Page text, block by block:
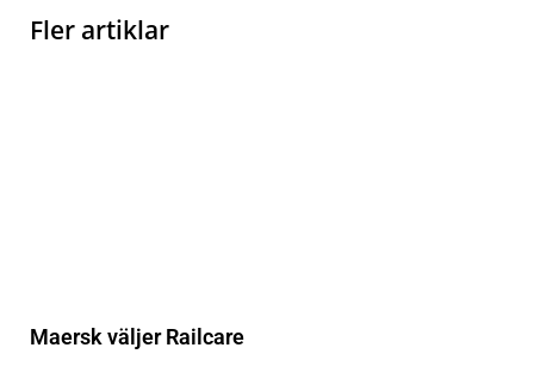
Fler artiklar
Maersk väljer Railcare